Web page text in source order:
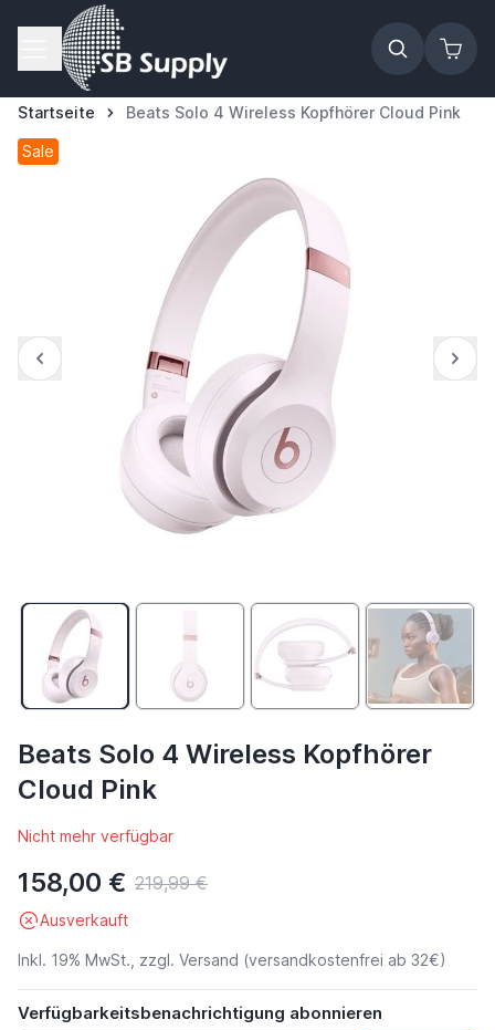
Zum Inhalt springen
Startseite Beats Solo 4 Wireless Kopfhörer Cloud Pink
Sale
Beats Solo 4 Wireless Kopfhörer
Cloud Pink
Nicht mehr verfügbar
158,00 € 219,99 €
Ausverkauft
Inkl. 19% MwSt., zzgl. Versand (versandkostenfrei ab 32€)
Verfügbarkeitsbenachrichtigung abonnieren